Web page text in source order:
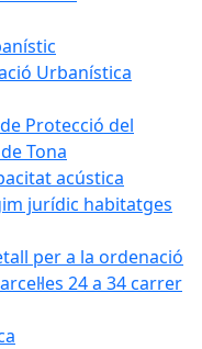
Urbanística
Protecció del
Tona
acústica
jurídic habitatges
per a la ordenació
24 a 34 carrer